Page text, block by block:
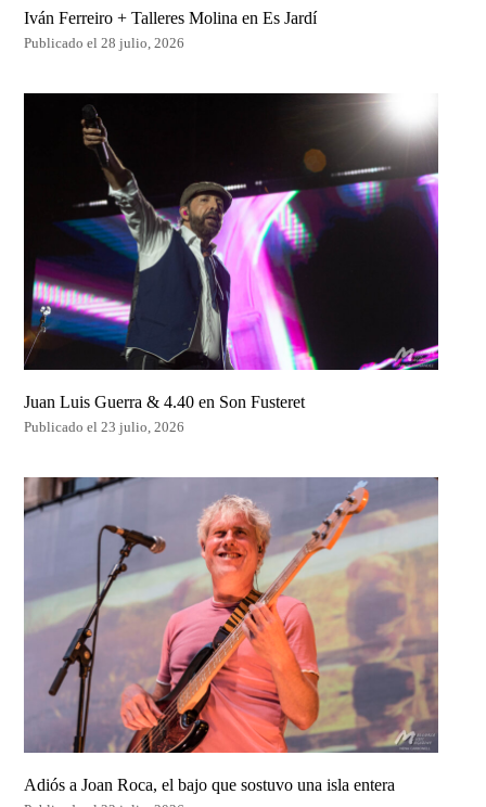
Iván Ferreiro + Talleres Molina en Es Jardí
Publicado el 28 julio, 2026
Juan Luis Guerra & 4.40 en Son Fusteret
Publicado el 23 julio, 2026
Adiós a Joan Roca, el bajo que sostuvo una isla entera